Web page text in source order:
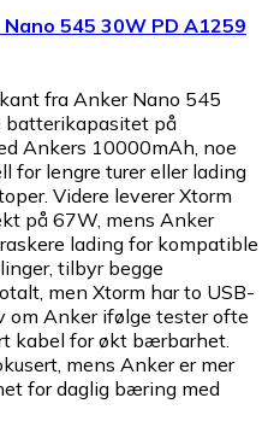
545 30W PD A1259
fra Anker Nano 545
batterikapasitet på
Ankers 10000mAh, noe
for lengre turer eller lading
Videre leverer Xtorm
på 67W, mens Anker
lading for kompatible
tilbyr begge
men Xtorm har to USB-
om Anker ifølge tester ofte
kabel for økt bærbarhet.
mens Anker er mer
for daglig bæring med